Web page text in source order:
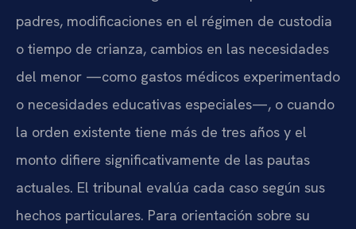
padres, modificaciones en el régimen de custodia
o tiempo de crianza, cambios en las necesidades
del menor —como gastos médicos experimentado
o necesidades educativas especiales—, o cuando
la orden existente tiene más de tres años y el
monto difiere significativamente de las pautas
actuales. El tribunal evalúa cada caso según sus
hechos particulares. Para orientación sobre su